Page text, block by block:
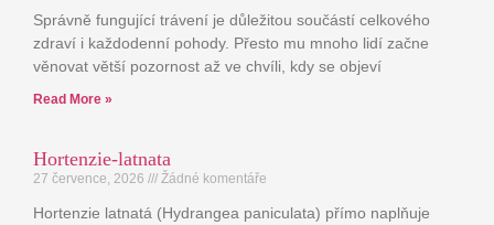
Správně fungující trávení je důležitou součástí celkového
zdraví i každodenní pohody. Přesto mu mnoho lidí začne
věnovat větší pozornost až ve chvíli, kdy se objeví
Read More »
Hortenzie-latnata
27 července, 2026 Žádné komentáře
Hortenzie latnatá (Hydrangea paniculata) přímo naplňuje